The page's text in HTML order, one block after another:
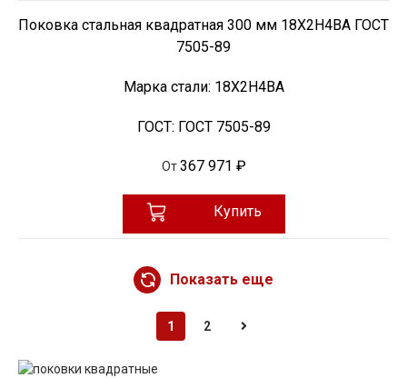
Поковка стальная квадратная 300 мм 18Х2Н4ВА ГОСТ
7505-89
Марка стали: 18Х2Н4ВА
ГОСТ: ГОСТ 7505-89
От 367 971 ₽
Купить
Показать еще
1 2